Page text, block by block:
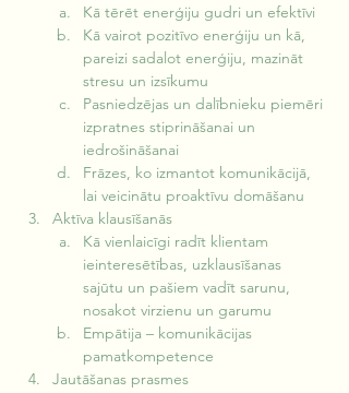
Kā tērēt enerģiju gudri un efektīvi
Kā vairot pozitīvo enerģiju un kā,
pareizi sadalot enerģiju, mazināt
stresu un izsīkumu
Pasniedzējas un dalībnieku piemēri
izpratnes stiprināšanai un
iedrošināšanai
Frāzes, ko izmantot komunikācijā,
lai veicinātu proaktīvu domāšanu
Aktīva klausīšanās
Kā vienlaicīgi radīt klientam
ieinteresētības, uzklausīšanas
sajūtu un pašiem vadīt sarunu,
nosakot virzienu un garumu
Empātija – komunikācijas
pamatkompetence
Jautāšanas prasmes